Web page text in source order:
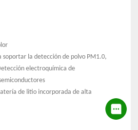
soportar la detección de polvo PM1.0,
electroquímica de
de litio incorporada de alta